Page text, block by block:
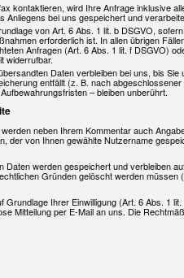
kontaktieren, wird Ihre Anfrage inklusive
bei uns gespeichert und
von Art. 6 Abs. 1 lit. b DSGVO,
erforderlich ist. In allen übrigen
Anfragen (Art. 6 Abs. 1 lit. f DSGVO)
widerrufbar.
Daten verbleiben bei uns, bis
entfällt (z. B. nach
– bleiben unberührt.
neben Ihrem Kommentar auch
der von Ihnen gewählte Nutzername
Daten werden gespeichert und verbleiben
Gründen gelöscht werden müssen
Ihrer Einwilligung (Art. 6 Abs. 1
Mitteilung per E-Mail an uns. Die